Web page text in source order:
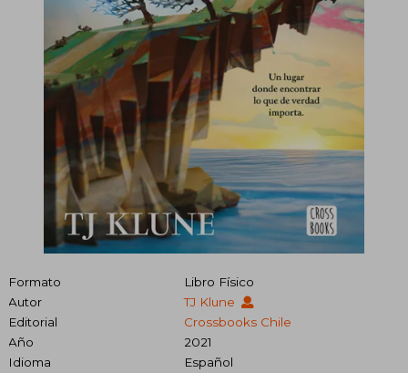
Formato
Libro Físico
Autor
TJ Klune
Editorial
Crossbooks Chile
Año
2021
Idioma
Español